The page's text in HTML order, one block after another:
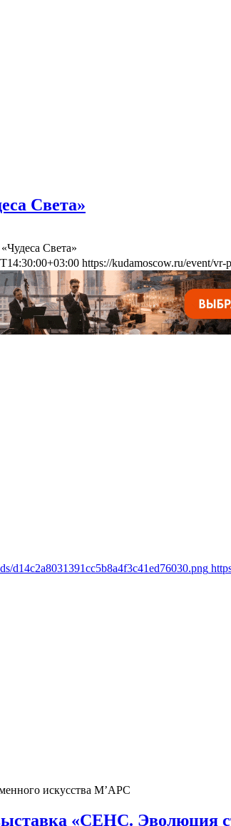
Света»
Света»
https://kudamoscow.ru/event/vr-
d14c2a8031391cc5b8a4f3c41ed76030.png
искусства М’АРС
«СЕНС. Эволюция